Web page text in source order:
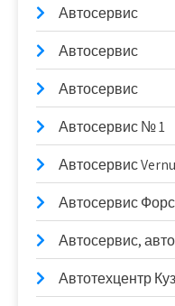
Автосервис
Автосервис
Автосервис
Автосервис № 1
Автосервис
Автосервис
Автосервис,
Автотехцентр